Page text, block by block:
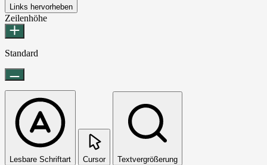
Links hervorheben
Zeilenhöhe
Standard
Lesbare Schriftart Cursor Textvergrößerung